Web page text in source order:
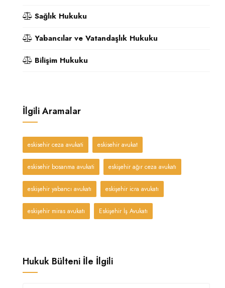
Sağlık Hukuku
Yabancılar ve Vatandaşlık Hukuku
Bilişim Hukuku
İlgili Aramalar
eskisehir ceza avukati eskisehir avukat
eskisehir bosanma avukati eskişehir ağır ceza avukatı
eskişehir yabancı avukatı eskişehir icra avukatı
eskişehir miras avukatı Eskişehir İş Avukatı
Hukuk Bülteni İle İlgili